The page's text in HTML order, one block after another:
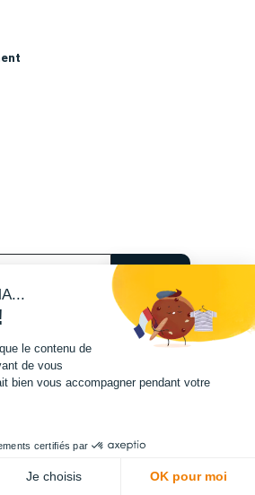
le moment.
le contenu de
de vous
bien vous accompagner pendant votre
certifiés par
Je choisis OK pour moi